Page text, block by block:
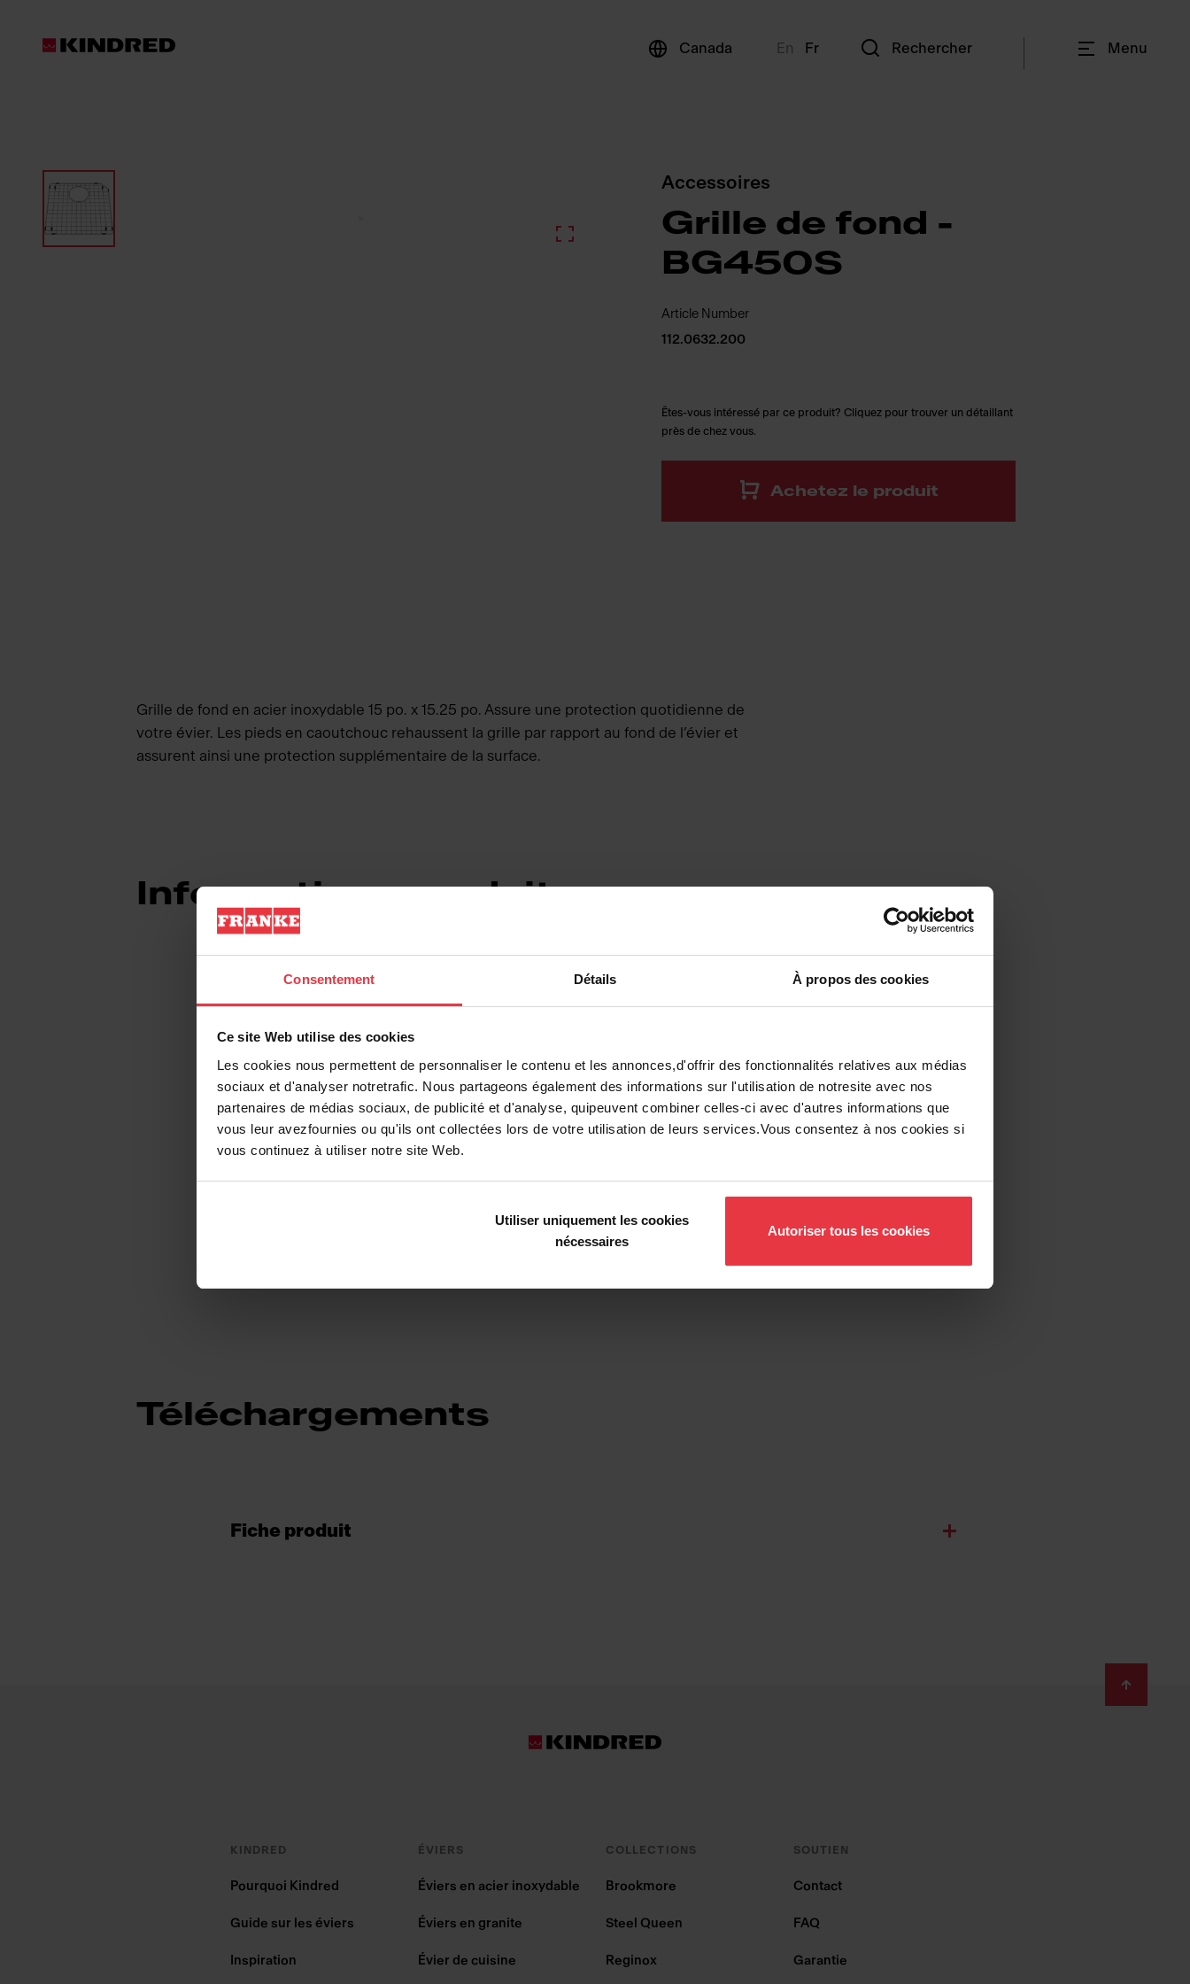
Consentement Détails À propos des cookies
Ce site Web utilise des cookies
Les cookies nous permettent de personnaliser le contenu et les annonces,d'offrir des fonctionnalités relatives aux médias
sociaux et d'analyser notretrafic. Nous partageons également des informations sur l'utilisation de notresite avec nos
partenaires de médias sociaux, de publicité et d'analyse, quipeuvent combiner celles-ci avec d'autres informations que
vous leur avezfournies ou qu'ils ont collectées lors de votre utilisation de leurs services.Vous consentez à nos cookies si
vous continuez à utiliser notre site Web.
Utiliser uniquement les cookies
nécessaires
Autoriser tous les cookies
Canada En Fr Rechercher Menu
Produits
Accessoires
Grille de fond -
BG450S
Article Number
112.0632.200
Êtes-vous intéressé par ce produit? Cliquez pour trouver un détaillant
près de chez vous.
Achetez le produit
Grille de fond en acier inoxydable 15 po. x 15.25 po. Assure une protection quotidienne de
votre évier. Les pieds en caoutchouc rehaussent la grille par rapport au fond de l’évier et
assurent ainsi une protection supplémentaire de la surface.
Informations produits
Information produit
EAN/UPC 7612985937672
Type de matériau Acier inoxydable
Téléchargements
Fiche produit
KINDRED
Pourquoi Kindred
Guide sur les éviers
Inspiration
ÉVIERS
Éviers en acier inoxydable
Éviers en granite
Évier de cuisine
COLLECTIONS
Brookmore
Steel Queen
Reginox
SOUTIEN
Contact
FAQ
Garantie